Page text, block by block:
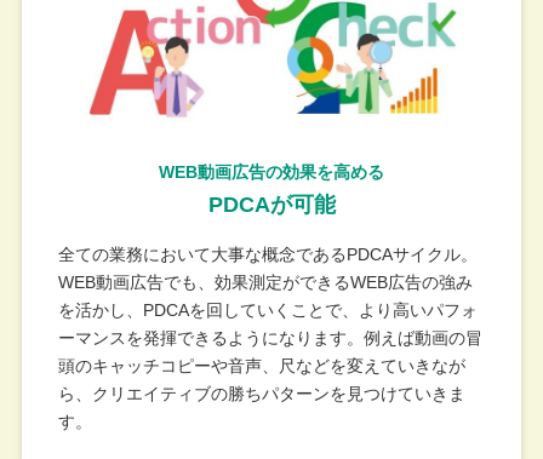
WEB動画広告の効果を高める
PDCAが可能
全ての業務において大事な概念であるPDCAサイクル。
WEB動画広告でも、効果測定ができるWEB広告の強み
を活かし、PDCAを回していくことで、より高いパフォ
ーマンスを発揮できるようになります。例えば動画の冒
頭のキャッチコピーや音声、尺などを変えていきなが
ら、クリエイティブの勝ちパターンを見つけていきま
す。